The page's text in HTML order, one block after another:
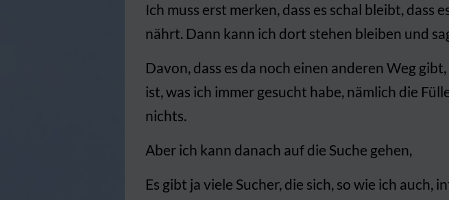
Ich muss erst merken, dass es schal bleibt, dass
nährt. Dann kann ich dort stehen bleiben und
Davon, dass es da noch einen anderen Weg
ist, was ich immer gesucht habe, nämlich die
nichts.
Aber ich kann danach auf die Suche gehen,
Es gibt ja viele Sucher, die sich, so wie ich